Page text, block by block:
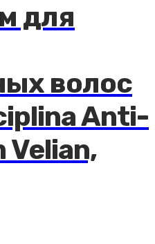
для
волос
Anti-
Velian,